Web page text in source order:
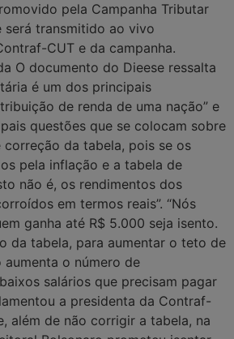
pela Campanha Tributar
será transmitido ao vivo
CUT e da campanha.
O documento do Dieese ressalta
é um dos principais
de renda de uma nação” e
questões que se colocam sobre
correção da tabela, pois se os
pela inflação e a tabela de
não é, os rendimentos dos
em termos reais”. “Nós
ganha até R$ 5.000 seja isento.
da tabela, para aumentar o teto de
aumenta o número de
salários que precisam pagar
a presidenta da Contraf-
além de não corrigir a tabela, na